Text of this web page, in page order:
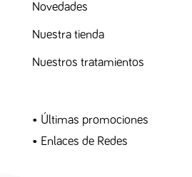
Novedades
Nuestra tienda
Nuestros tratamientos
• Últimas promociones
• Enlaces de Redes